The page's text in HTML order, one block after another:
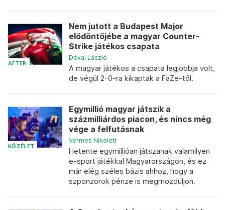
AFTER
Nem jutott a Budapest Major
elődöntőjébe a magyar Counter-
Strike játékos csapata
Dévai László
A magyar játékos a csapata legjobbja volt,
de végül 2-0-ra kikaptak a FaZe-től.
KÖZÉLET
Egymillió magyar játszik a
százmilliárdos piacon, és nincs még
vége a felfutásnak
Vermes Nikolett
Hetente egymillióan játszanak valamilyen
e-sport játékkal Magyarországon, és ez
már elég széles bázis ahhoz, hogy a
szponzorok pénze is megmozduljon.